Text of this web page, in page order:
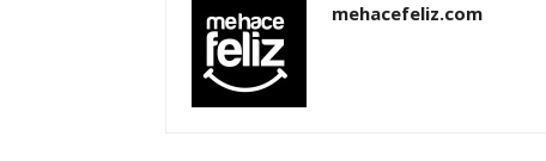
mehacefeliz.com